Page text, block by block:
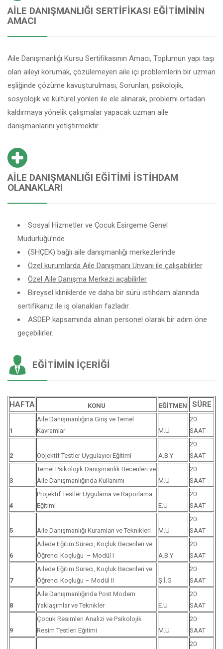
AILE DANIŞMANLIĞI SERTIFIKASI EĞITIMININ
AMACI
Aile Danışmanlığı Kursu Sertifikasının Amacı, Toplumun yapı taşı
olan aileyi korumak, çözülemeyen aile içi problemlerin bir uzman
eşliğinde çözüme kavuşturulması, Sorunları, psikolojik,
sosyolojik ve kültürel yönleri ile ele alınarak, problemi ortadan
kaldırmaya yönelik çalışmalar yapacak uzman aile
danışmanlarını yetiştirmektir.
AILE DANIŞMANLIĞI EĞITIMI İSTIHDAM
OLANAKLARI
Sosyal Hizmetler ve Çocuk Esirgeme Genel
Müdürlüğü’nde
(SHÇEK) bağlı aile danışmanlığı merkezlerinde
Özel kurumlarda Aile Danışmanı Unvanı ile çalışabilirler
Özel Aile Danışma Merkezi açabilirler
Bireysel kliniklerde ve daha bir sürü istihdam alanında
sertifikanız ile iş olanakları fazladır.
ASDEP kapsamında alınan personel olarak bir adım öne
geçebilirler.
EĞITIMIN İÇERIĞI
HAFTA KONU EĞİTMEN SÜRE
1
Aile Danışmanlığına Giriş ve Temel
Kavramlar
M.U
20
SAAT
2 Objektif Testler Uygulayıcı Eğitimi A.B.Y
20
SAAT
3
Temel Psikolojik Danışmanlık Becerileri ve
Aile Danışmanlığında Kullanımı
M.U
20
SAAT
4
Projektif Testler Uygulama ve Raporlama
Eğitimi
E.U
20
SAAT
5 Aile Danışmanlığı Kuramları ve Teknıkleri M.U
20
SAAT
6
Ailede Eğitim Süreci, Koçluk Becerileri ve
Öğrenci Koçluğu – Modül I
A.B.Y
20
SAAT
7
Ailede Eğitim Süreci, Koçluk Becerileri ve
Öğrenci Koçluğu – Modül II
Ş.İ.G
20
SAAT
8
Aile Danışmanlığında Post Modern
Yaklaşımlar ve Teknıkler
E.U
20
SAAT
9
Çocuk Resimleri Analizi ve Psikolojik
Resim Testleri Eğitimi
M.U
20
SAAT
20